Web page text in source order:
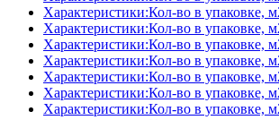
Характеристики:Кол-во в упаковке,
Характеристики:Кол-во в упаковке,
Характеристики:Кол-во в упаковке,
Характеристики:Кол-во в упаковке,
Характеристики:Кол-во в упаковке,
Характеристики:Кол-во в упаковке,
Характеристики:Кол-во в упаковке,